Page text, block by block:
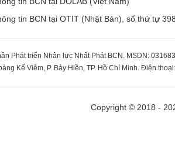
tin BCN tại OTIT (Nhật Bản), số thứ tự
Phát triển Nhân lực Nhất Phát BCN. MSDN:
Kế Viêm, P. Bảy Hiền, TP. Hồ Chí Minh. Điện
Copyright © 2018 -